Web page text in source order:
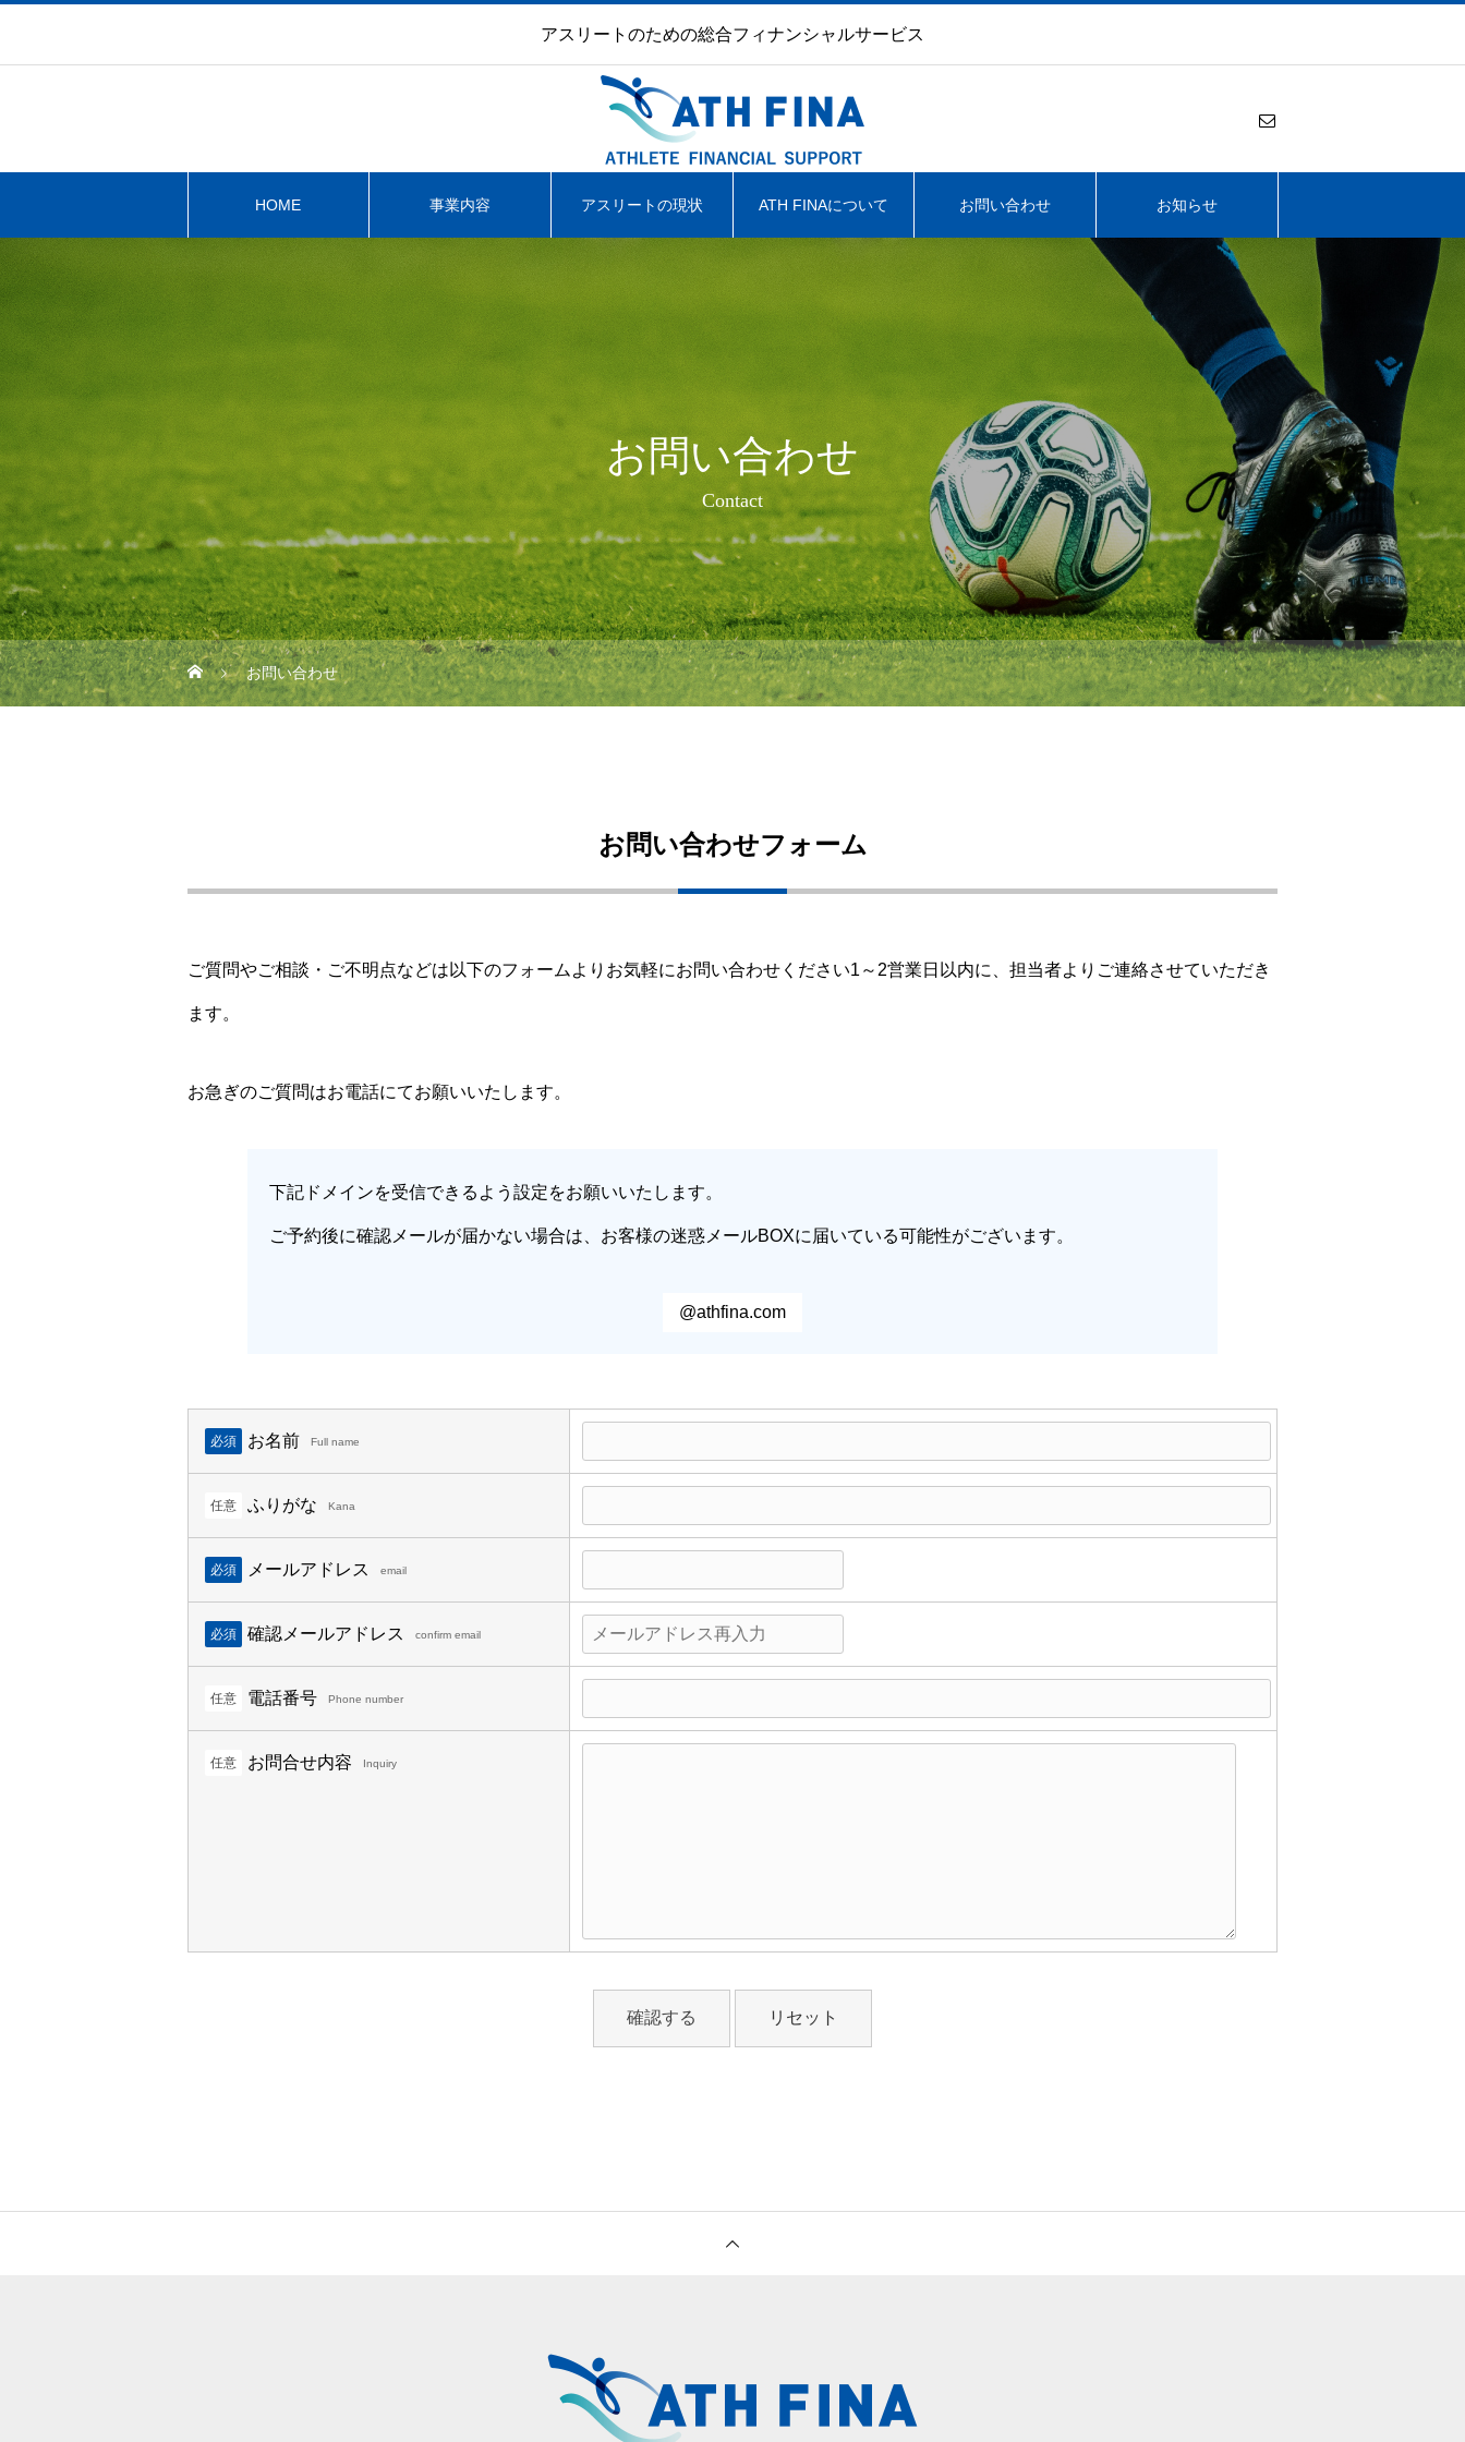
アスリートのための総合フィナンシャルサービス
HOME 事業内容 アスリートの現状 ATH FINAについて お問い合わせ お知らせ
お問い合わせ
Contact
お問い合わせ
お問い合わせフォーム
ご質問やご相談・ご不明点などは以下のフォームよりお気軽にお問い合わせください1～2営業日以内に、担当者よりご連絡させていただき
ます。
お急ぎのご質問はお電話にてお願いいたします。
下記ドメインを受信できるよう設定をお願いいたします。
ご予約後に確認メールが届かない場合は、お客様の迷惑メールBOXに届いている可能性がございます。
@athfina.com
必須 お名前 Full name
任意 ふりがな Kana
必須 メールアドレス email
必須 確認メールアドレス confirm email
任意 電話番号 Phone number
任意 お問合せ内容 Inquiry
確認する リセット